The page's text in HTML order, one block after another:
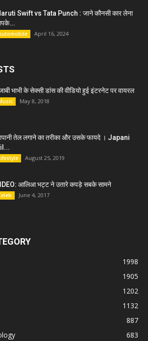
Swift vs Tata Punch : जाने कौनसी कार लेना
April 16, 2024
भाभी के सेक्सी डांस की वीडियो हुई इंटरनेट पर वायरल
May 8, 2018
तेल लगाने का तरीका और उसके फायदे । Japani
August 25, 2019
आलिआ भट्ट ने उतारे कपड़े सबके सामने
June 4, 2017
1998
1905
1202
1132
887
683